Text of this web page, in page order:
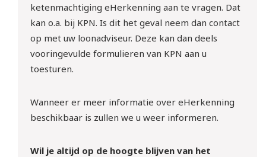
ketenmachtiging eHerkenning aan te vragen. Dat
kan o.a. bij KPN. Is dit het geval neem dan contact
op met uw loonadviseur. Deze kan dan deels
vooringevulde formulieren van KPN aan u
toesturen.
Wanneer er meer informatie over eHerkenning
beschikbaar is zullen we u weer informeren.
Wil je altijd op de hoogte blijven van het